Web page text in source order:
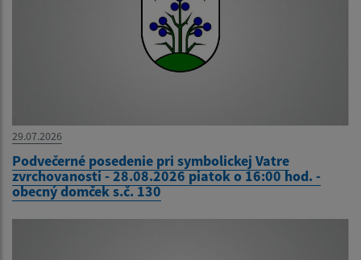
29.07.2026
Podvečerné posedenie pri symbolickej Vatre
zvrchovanosti - 28.08.2026 piatok o 16:00 hod. -
obecný domček s.č. 130